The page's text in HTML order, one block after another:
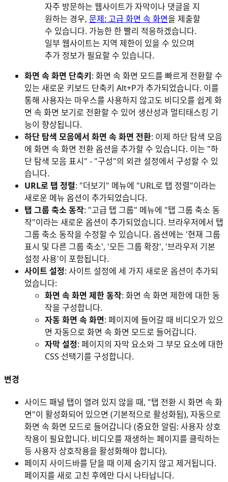
자주 방문하는 웹사이트가 자막이나 댓글을 지
원하는 경우, 문제: 고급 화면 속 화면을 제출할
수 있습니다. 가능한 한 빨리 적응하겠습니다.
일부 웹사이트는 지역 제한이 있을 수 있으며
추가 정보가 필요할 수 있습니다.
화면 속 화면 단축키: 화면 속 화면 모드를 빠르게 전환할 수
있는 새로운 키보드 단축키 Alt+P가 추가되었습니다. 이를
통해 사용자는 마우스를 사용하지 않고도 비디오를 쉽게 화
면 속 화면 보기로 전환할 수 있어 생산성과 멀티태스킹 기
능이 향상됩니다.
하단 탐색 모음에서 화면 속 화면 전환: 이제 하단 탐색 모음
에 화면 속 화면 전환 옵션을 추가할 수 있습니다. 이는 "하
단 탐색 모음 표시" - "구성"의 외관 설정에서 구성할 수 있
습니다.
URL로 탭 정렬: "더보기" 메뉴에 "URL로 탭 정렬"이라는
새로운 메뉴 옵션이 추가되었습니다.
탭 그룹 축소 동작: "고급 탭 그룹" 메뉴에 "탭 그룹 축소 동
작"이라는 새로운 옵션이 추가되었습니다. 브라우저에서 탭
그룹 축소 동작을 수정할 수 있습니다. 옵션에는 '현재 그룹
표시 및 다른 그룹 축소', '모든 그룹 확장', '브라우저 기본
설정 사용'이 포함됩니다.
사이트 설정: 사이트 설정에 세 가지 새로운 옵션이 추가되
었습니다:
화면 속 화면 제한 동작: 화면 속 화면 제한에 대한 동
작을 구성합니다.
자동 화면 속 화면: 페이지에 들어갈 때 비디오가 있으
면 자동으로 화면 속 화면 모드로 들어갑니다.
자막 설정: 페이지의 자막 요소와 그 부모 요소에 대한
CSS 선택기를 구성합니다.
변경
사이드 패널 탭이 열려 있지 않을 때, "탭 전환 시 화면 속 화
면"이 활성화되어 있으면 (기본적으로 활성화됨), 자동으로
화면 속 화면 모드로 들어갑니다 (중요한 알림: 사용자 상호
작용이 필요합니다. 비디오를 재생하는 페이지를 클릭하는
등 사용자 상호작용을 활성화해야 합니다).
페이지 사이드바를 닫을 때 이제 숨기지 않고 제거됩니다.
페이지를 새로 고친 후에만 다시 나타납니다.